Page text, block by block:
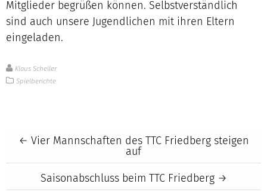
Mitglieder begrüßen können. Selbstverständlich
sind auch unsere Jugendlichen mit ihren Eltern
eingeladen.
Klaus Scheller
Spielberichte
Post
navigation
← Vier Mannschaften des TTC Friedberg steigen
auf
Saisonabschluss beim TTC Friedberg →